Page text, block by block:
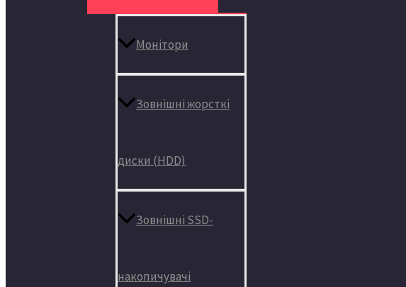
Монітори
Зовнішні жорсткі
диски (HDD)
Зовнішні SSD-
накопичувачі